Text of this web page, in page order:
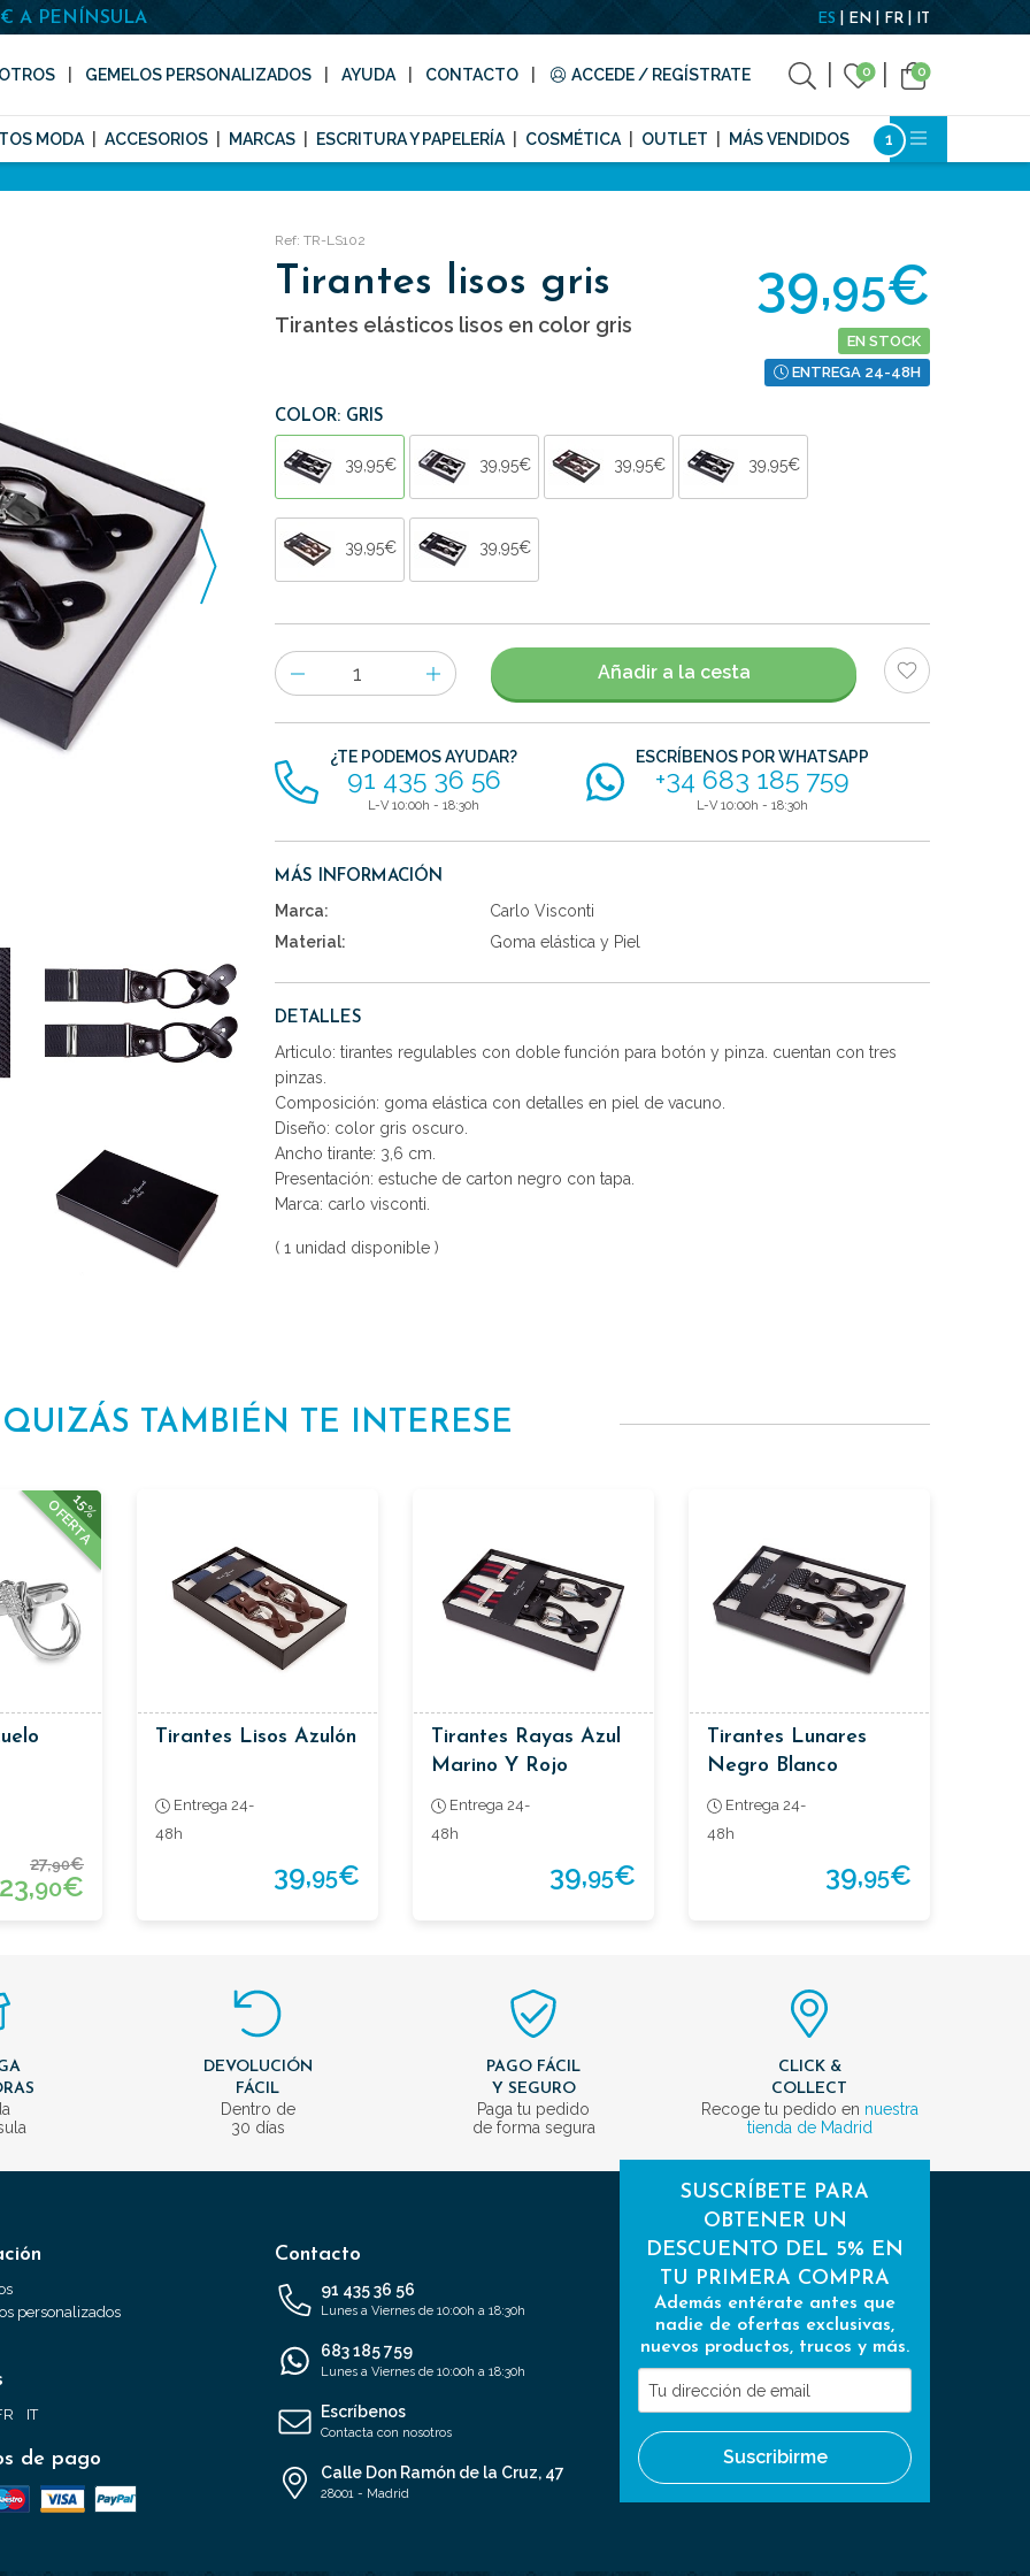
A PENÍNSULA ES EN FR IT
GEMELOS PERSONALIZADOS AYUDA CONTACTO ACCEDE / REGÍSTRATE 0 0
MODA ACCESORIOS MARCAS ESCRITURA Y PAPELERÍA COSMÉTICA OUTLET MÁS VENDIDOS
Ref: TR-LS102
Tirantes lisos gris
Tirantes elásticos lisos en color gris
39,95€
EN STOCK
ENTREGA 24-48H
COLOR: GRIS
39,95€ 39,95€ 39,95€ 39,95€
39,95€ 39,95€
Número
de
artículos
Añadir a la cesta
¿TE PODEMOS AYUDAR?
91 435 36 56
L-V 10:00h - 18:30h
ESCRÍBENOS POR WHATSAPP
+34 683 185 759
L-V 10:00h - 18:30h
MÁS INFORMACIÓN
Marca:
Carlo Visconti
Material:
Goma elástica y Piel
DETALLES
Articulo: tirantes regulables con doble función para botón y pinza. cuentan con tres
pinzas.
Composición: goma elástica con detalles en piel de vacuno.
Diseño: color gris oscuro.
Ancho tirante: 3,6 cm.
Presentación: estuche de carton negro con tapa.
Marca: carlo visconti.
( 1 unidad disponible )
QUIZÁS TAMBIÉN TE INTERESE
15%
OFERTA
27,90€
23,90€
Tirantes Lisos Azulón
Entrega 24-
48h
39,95€
Tirantes Rayas Azul
Marino Y Rojo
Entrega 24-
48h
39,95€
Tirantes Lunares
Negro Blanco
Entrega 24-
48h
39,95€
DEVOLUCIÓN
FÁCIL
Dentro de
30 días
PAGO FÁCIL
Y SEGURO
Paga tu pedido
de forma segura
CLICK &
COLLECT
Recoge tu pedido en nuestra
tienda de Madrid
personalizados
IT
de pago
Contacto
91 435 36 56
Lunes a Viernes de 10:00h a 18:30h
683 185 759
Lunes a Viernes de 10:00h a 18:30h
Escríbenos
Contacta con nosotros
Calle Don Ramón de la Cruz, 47
28001 - Madrid
SUSCRÍBETE PARA
OBTENER UN
DESCUENTO DEL 5% EN
TU PRIMERA COMPRA
Además entérate antes que
nadie de ofertas exclusivas,
nuevos productos, trucos y más.
Tu
dirección
de
email
Suscribirme